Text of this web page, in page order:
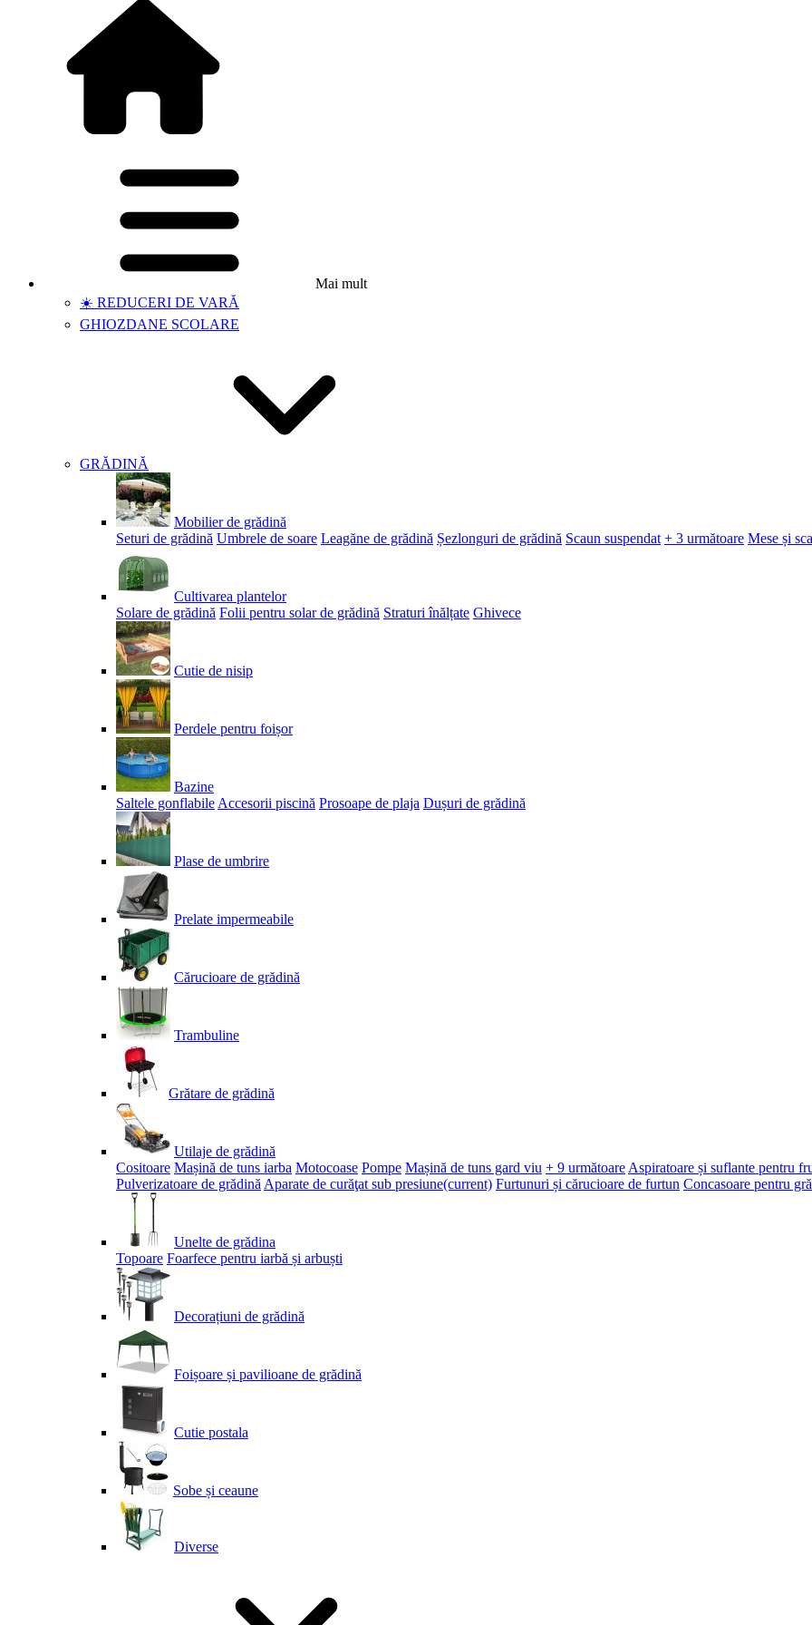
Mai mult
☀️ REDUCERI DE VARĂ
GHIOZDANE SCOLARE
GRĂDINĂ
Mobilier de grădină
Seturi de grădină Umbrele de soare Leagăne de grădină Șezlonguri de grădină Scaun suspendat + 3 următoare Mese și
Cultivarea plantelor
Solare de grădină Folii pentru solar de grădină Straturi înălțate Ghivece
Cutie de nisip
Perdele pentru foișor
Bazine
Saltele gonflabile Accesorii piscină Prosoape de plaja Dușuri de grădină
Plase de umbrire
Prelate impermeabile
Cărucioare de grădină
Trambuline
Grătare de grădină
Utilaje de grădină
Cositoare Mașină de tuns iarba Motocoase Pompe Mașină de tuns gard viu + 9 următoare Aspiratoare și suflante pentru
Pulverizatoare de grădină Aparate de curăţat sub presiune(current) Furtunuri și cărucioare de furtun Concasoare pentru
Unelte de grădina
Topoare Foarfece pentru iarbă și arbuști
Decorațiuni de grădină
Foișoare și pavilioane de grădină
Cutie postala
Sobe și ceaune
Diverse